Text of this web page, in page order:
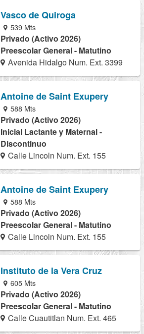
Vasco de Quiroga
539 Mts
Privado (Activo 2026)
Preescolar General - Matutino
Avenida Hidalgo Num. Ext. 3399
Antoine de Saint Exupery
588 Mts
Privado (Activo 2026)
Inicial Lactante y Maternal -
Discontinuo
Calle Lincoln Num. Ext. 155
Antoine de Saint Exupery
588 Mts
Privado (Activo 2026)
Preescolar General - Matutino
Calle Lincoln Num. Ext. 155
Instituto de la Vera Cruz
605 Mts
Privado (Activo 2026)
Preescolar General - Matutino
Calle Cuautitlan Num. Ext. 465